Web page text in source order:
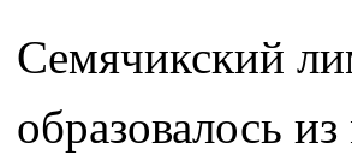
Семячикский
образовалось